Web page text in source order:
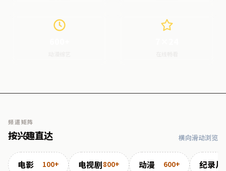
频道矩阵
按兴趣直达 横向滑动浏览
电影 100+ 电视剧800+ 动漫 600+ 纪录片